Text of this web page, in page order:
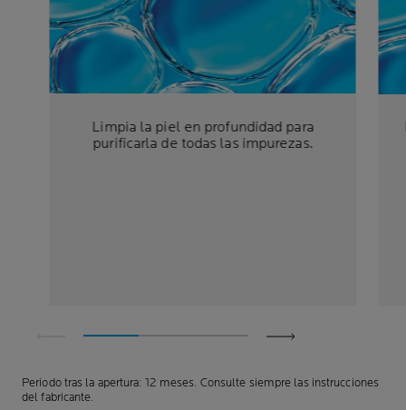
Limpia la piel en profundidad para
purificarla de todas las impurezas.
Periodo tras la apertura: 12 meses. Consulte siempre las instrucciones
del fabricante.